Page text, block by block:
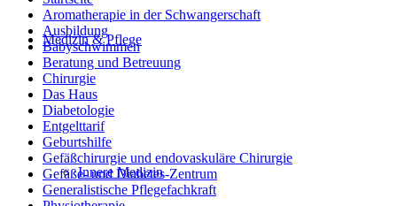
Medizin & Pflege
Innere Medizin
Aromatherapie in der Schwangerschaft
Ausbildung
Babyschwimmen
Beratung und Betreuung
Chirurgie
Das Haus
Diabetologie
Entgelttarif
Geburtshilfe
Gefäßchirurgie und endovaskuläre Chirurgie
Gefäße- und Diabetes-Zentrum
Generalistische Pflegefachkraft